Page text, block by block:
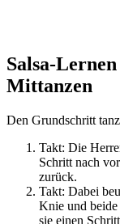
Salsa-
Mittanzen
Den Grundschritt
Takt: Die
Schritt nach
zurück.
Takt: Dabei
Knie und
sie einen